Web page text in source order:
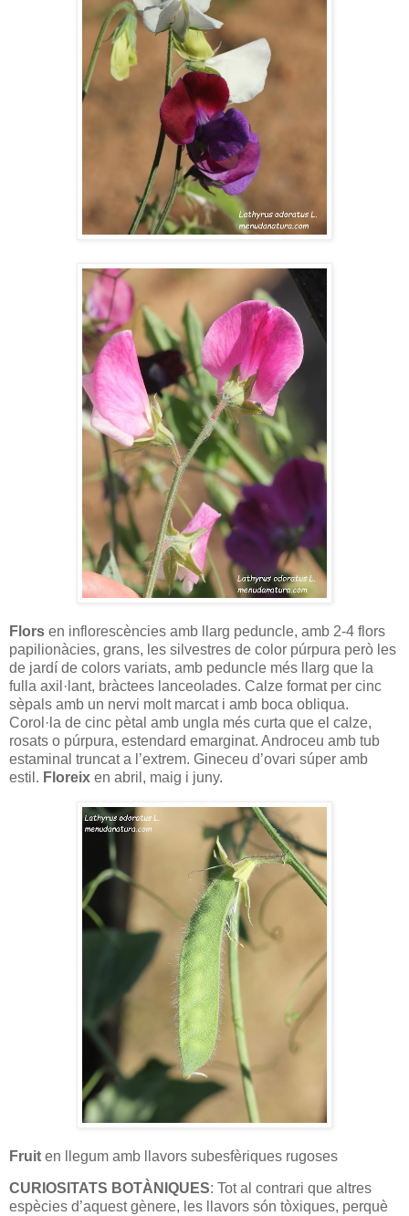
Flors en inflorescències amb llarg peduncle, amb 2-4 flors
papilionàcies, grans, les silvestres de color púrpura però les
de jardí de colors variats, amb peduncle més llarg que la
fulla axil·lant, bràctees lanceolades. Calze format per cinc
sèpals amb un nervi molt marcat i amb boca obliqua.
Corol·la de cinc pètal amb ungla més curta que el calze,
rosats o púrpura, estendard emarginat. Androceu amb tub
estaminal truncat a l’extrem. Gineceu d’ovari súper amb
estil. Floreix en abril, maig i juny.
Fruit en llegum amb llavors subesfèriques rugoses
CURIOSITATS BOTÀNIQUES: Tot al contrari que altres
espècies d’aquest gènere, les llavors són tòxiques, perquè